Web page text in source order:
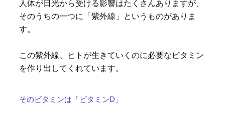
人体が日光から受ける影響はたくさんありますが、
そのうちの一つに「紫外線」というものがありま
す。
この紫外線、ヒトが生きていくのに必要なビタミン
を作り出してくれています。
そのビタミンは「ビタミンD」